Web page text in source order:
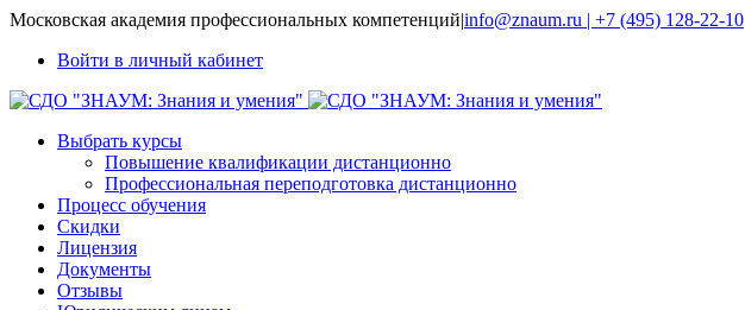
Московская академия профессиональных компетенций|info@znaum.ru | +7 (495) 128-22-10
Войти в личный кабинет
Выбрать курсы
Повышение квалификации дистанционно
Профессиональная переподготовка дистанционно
Процесс обучения
Скидки
Лицензия
Документы
Отзывы